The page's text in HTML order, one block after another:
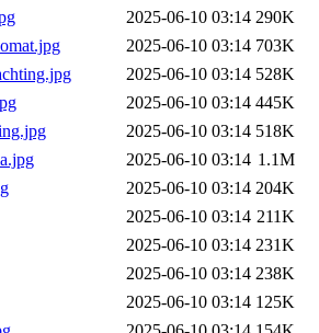
2025-06-10 03:14 290K
2025-06-10 03:14 703K
2025-06-10 03:14 528K
2025-06-10 03:14 445K
2025-06-10 03:14 518K
2025-06-10 03:14 1.1M
2025-06-10 03:14 204K
2025-06-10 03:14 211K
2025-06-10 03:14 231K
2025-06-10 03:14 238K
2025-06-10 03:14 125K